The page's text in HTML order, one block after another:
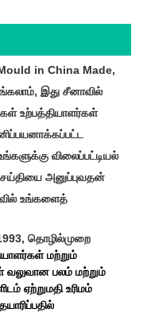
in China Made,
இது சீனாவில்
உற்பத்தியாளர்கள்
விலைப்பட்டியல்
அனுப்புவதன்
உங்களைத்
, தொழில்முறை
மற்றும்
பலம் மற்றும்
ஏற்றுமதி உரிமம்